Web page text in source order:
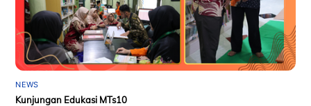
NEWS
Kunjungan Edukasi MTs10